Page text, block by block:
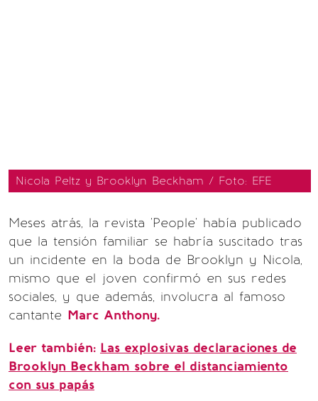
Nicola Peltz y Brooklyn Beckham / Foto: EFE
Meses atrás, la revista 'People' había publicado
que la tensión familiar se habría suscitado tras
un incidente en la boda de Brooklyn y Nicola,
mismo que el joven confirmó en sus redes
sociales, y que además, involucra al famoso
cantante Marc Anthony.
Leer también: Las explosivas declaraciones de
Brooklyn Beckham sobre el distanciamiento
con sus papás